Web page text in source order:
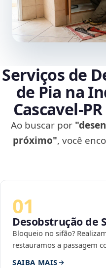
Serviços de
de Pia na
Ao buscar por
próximo", você
01
Desobstrução de
Bloqueio no sifão?
restauramos a passagem
SAIBA MAIS